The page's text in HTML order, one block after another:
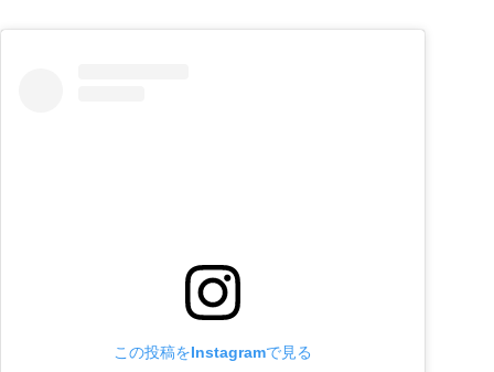
この投稿をInstagramで見る